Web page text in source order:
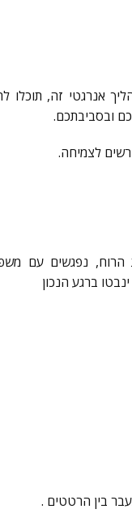
אנרגטי זה,
ובסביבתכם.
הרוח, נפגשים עם
ברגע הנכון
בין הרטטים .